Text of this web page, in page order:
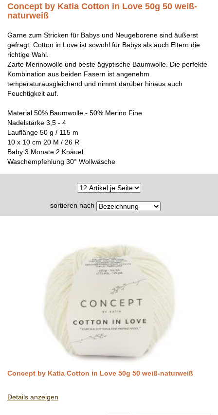
Concept by Katia Cotton in Love 50g 50 weiß-
naturweiß
Garne zum Stricken für Babys und Neugeborene sind äußerst
gefragt. Cotton in Love ist sowohl für Babys als auch Eltern die
richtige Wahl.
Zarte Merinowolle und beste ägyptische Baumwolle. Die perfekte
Kombination aus beiden Fasern ist angenehm
temperaturausgleichend und nimmt darüber hinaus auch
Feuchtigkeit auf.
Material 50% Baumwolle - 50% Merino Fine
Nadelstärke 3,5 - 4
Lauflänge 50 g / 115 m
10 x 10 cm 20 M / 26 R
Baby 3 Monate 2 Knäuel
Waschempfehlung 30° Wollwäsche
sortieren nach
Concept by Katia Cotton in Love 50g 50 weiß-naturweiß
Details anzeigen